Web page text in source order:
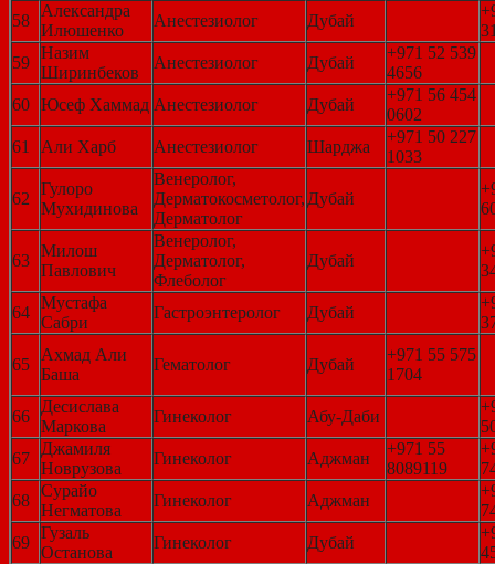
58
Александра
Илюшенко
Анестезиолог Дубай
59
Назим
Ширинбеков
Анестезиолог Дубай
+971 52 539
4656
60 Юсеф Хаммад Анестезиолог Дубай
+971 56 454
0602
61
Али Харб Анестезиолог Шарджа
+971 50 227
1033
62
Гулоро
Мухидинова
Венеролог,
Дерматокосметолог,
Дерматолог
Дубай
63
Милош
Павлович
Венеролог,
Дерматолог,
Флеболог
Дубай
64
Мустафа
Сабри
Гастроэнтеролог Дубай
65
Ахмад Али
Баша
Гематолог Дубай
+971 55 575
1704
66
Десислава
Маркова
Гинеколог Абу-Даби
67
Джамиля
Новрузова
Гинеколог Аджман
+971 55
8089119
68
Сурайо
Негматова
Гинеколог Аджман
69
Гузаль
Останова
Гинеколог Дубай